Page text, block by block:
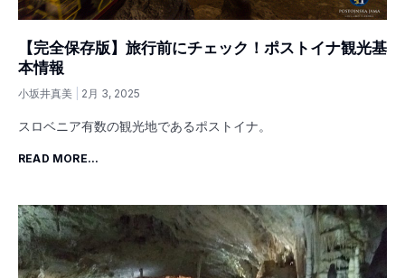
【完全保存版】旅行前にチェック！ポストイナ観光基
本情報
小坂井真美 2月 3, 2025
スロベニア有数の観光地であるポストイナ。
READ MORE...